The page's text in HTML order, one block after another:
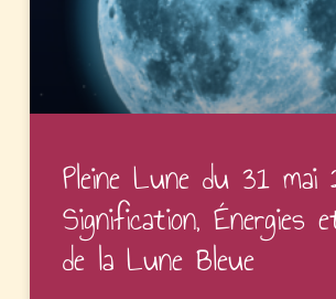
Pleine Lune du 31
Signification, Énergies
de la Lune Bleue